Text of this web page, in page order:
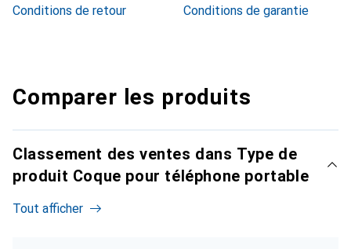
Conditions de retour
Conditions de garantie
Comparer les produits
Classement des ventes dans Type de
produit Coque pour téléphone portable
Tout afficher